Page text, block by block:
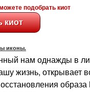
подобрать киот
иконы.
нам однажды в
жизнь, открывает